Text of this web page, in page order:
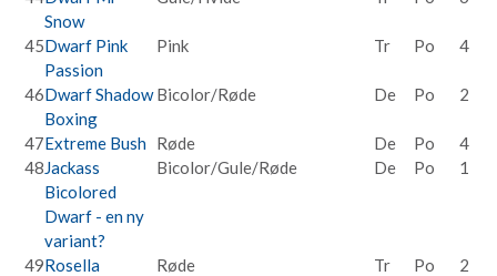
Snow
45Dwarf Pink
Passion
Pink Tr Po 4
46Dwarf Shadow
Boxing
Bicolor/Røde De Po 2
47Extreme Bush Røde De Po
4
48Jackass
Bicolored
Dwarf - en ny
variant?
Bicolor/Gule/Røde De Po 1
49Rosella
Røde Tr Po 2